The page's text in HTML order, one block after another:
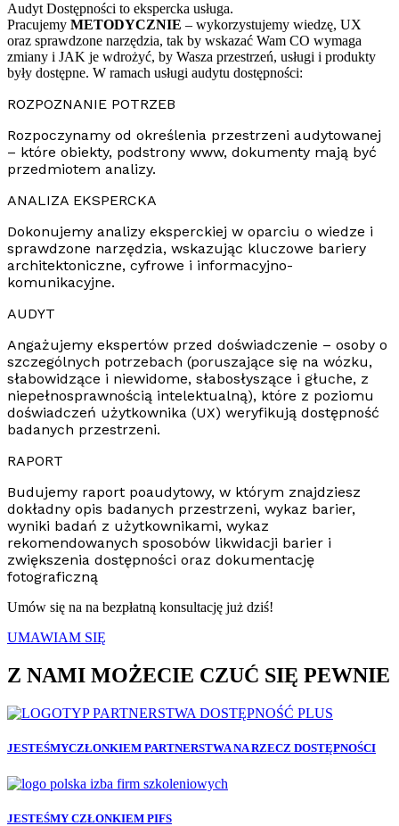
Audyt Dostępności to ekspercka usługa.
Pracujemy METODYCZNIE – wykorzystujemy wiedzę, UX
oraz sprawdzone narzędzia, tak by wskazać Wam CO wymaga
zmiany i JAK je wdrożyć, by Wasza przestrzeń, usługi i produkty
były dostępne. W ramach usługi audytu dostępności:
ROZPOZNANIE POTRZEB
Rozpoczynamy od określenia przestrzeni audytowanej
– które obiekty, podstrony www, dokumenty mają być
przedmiotem analizy.
ANALIZA EKSPERCKA
Dokonujemy analizy eksperckiej w oparciu o wiedze i
sprawdzone narzędzia, wskazując kluczowe bariery
architektoniczne, cyfrowe i informacyjno-
komunikacyjne.
AUDYT
Angażujemy ekspertów przed doświadczenie – osoby o
szczególnych potrzebach (poruszające się na wózku,
słabowidzące i niewidome, słabosłyszące i głuche, z
niepełnosprawnością intelektualną), które z poziomu
doświadczeń użytkownika (UX) weryfikują dostępność
badanych przestrzeni.
RAPORT
Budujemy raport poaudytowy, w którym znajdziesz
dokładny opis badanych przestrzeni, wykaz barier,
wyniki badań z użytkownikami, wykaz
rekomendowanych sposobów likwidacji barier i
zwiększenia dostępności oraz dokumentację
fotograficzną
Umów się na na bezpłatną konsultację już dziś!
UMAWIAM SIĘ
Z NAMI MOŻECIE CZUĆ SIĘ PEWNIE
JESTEŚMYCZŁONKIEM PARTNERSTWA NA RZECZ DOSTĘPNOŚCI
JESTEŚMY CZŁONKIEM PIFS